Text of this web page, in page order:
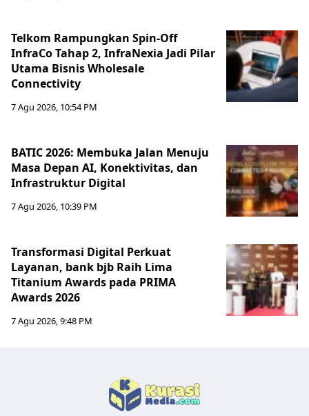
Telkom Rampungkan Spin-Off
InfraCo Tahap 2, InfraNexia Jadi Pilar
Utama Bisnis Wholesale
Connectivity
7 Agu 2026, 10:54 PM
BATIC 2026: Membuka Jalan Menuju
Masa Depan AI, Konektivitas, dan
Infrastruktur Digital
7 Agu 2026, 10:39 PM
Transformasi Digital Perkuat
Layanan, bank bjb Raih Lima
Titanium Awards pada PRIMA
Awards 2026
7 Agu 2026, 9:48 PM